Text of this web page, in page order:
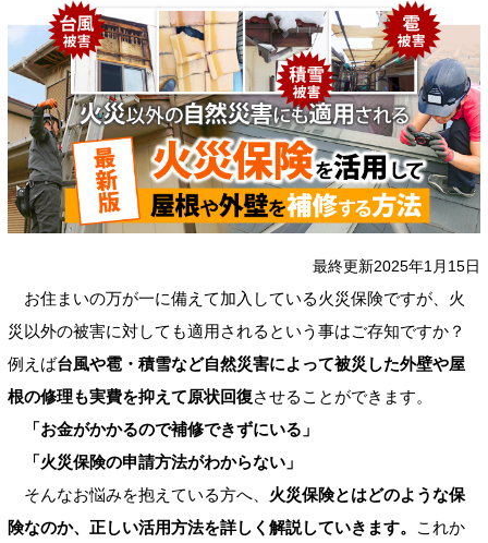
最終更新2025年1月15日
お住まいの万が一に備えて加入している火災保険ですが、火
災以外の被害に対しても適用されるという事はご存知ですか？
例えば台風や雹・積雪など自然災害によって被災した外壁や屋
根の修理も実費を抑えて原状回復させることができます。
「お金がかかるので補修できずにいる」
「火災保険の申請方法がわからない」
そんなお悩みを抱えている方へ、 火災保険とはどのような保
険なのか、正しい活用方法を詳しく解説していきます。
これか